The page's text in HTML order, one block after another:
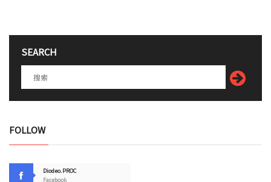
SEARCH
FOLLOW
Diodeo.PROC
Facebook